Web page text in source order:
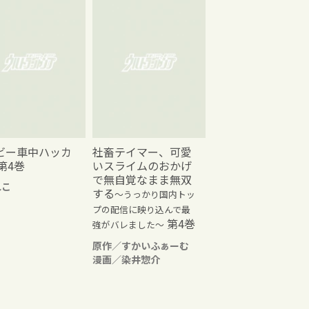
ー車中ハッカ
4巻
社畜テイマー、可愛
いスライムのおかげ
で無自覚なまま無双
する～うっかり国内トッ
プの配信に映り込んで最
強がバレました～ 第4巻
原作／すかいふぁーむ
漫画／染井惣介